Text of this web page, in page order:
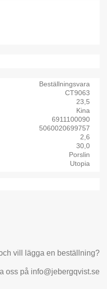
Beställningsvara
CT9063
23,5
Kina
6911100090
5060020699757
2,6
30,0
Porslin
Utopia
vill lägga en beställning?
oss på info@jebergqvist.se